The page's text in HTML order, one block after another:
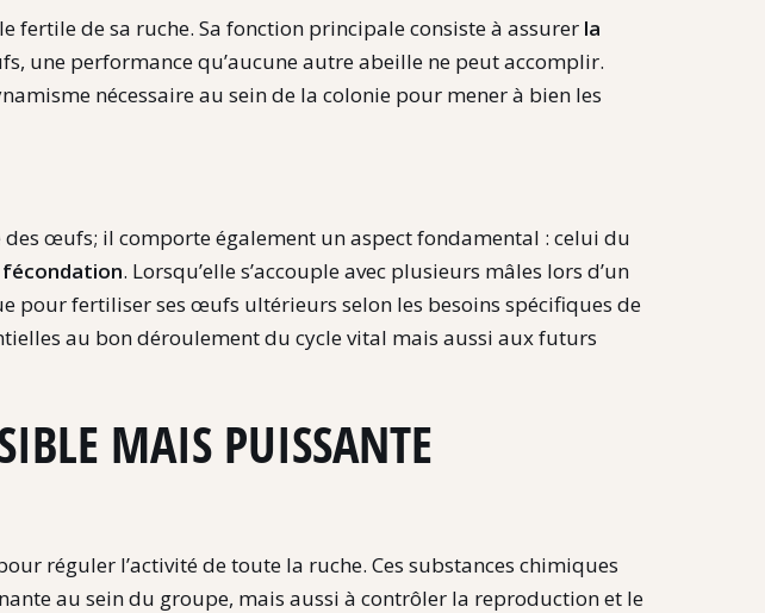
fertile de sa ruche. Sa fonction principale consiste à assurer la
une performance qu’aucune autre abeille ne peut accomplir.
nécessaire au sein de la colonie pour mener à bien les
œufs; il comporte également un aspect fondamental : celui du
fécondation. Lorsqu’elle s’accouple avec plusieurs mâles lors d’un
pour fertiliser ses œufs ultérieurs selon les besoins spécifiques de
au bon déroulement du cycle vital mais aussi aux futurs
MAIS PUISSANTE
réguler l’activité de toute la ruche. Ces substances chimiques
au sein du groupe, mais aussi à contrôler la reproduction et le